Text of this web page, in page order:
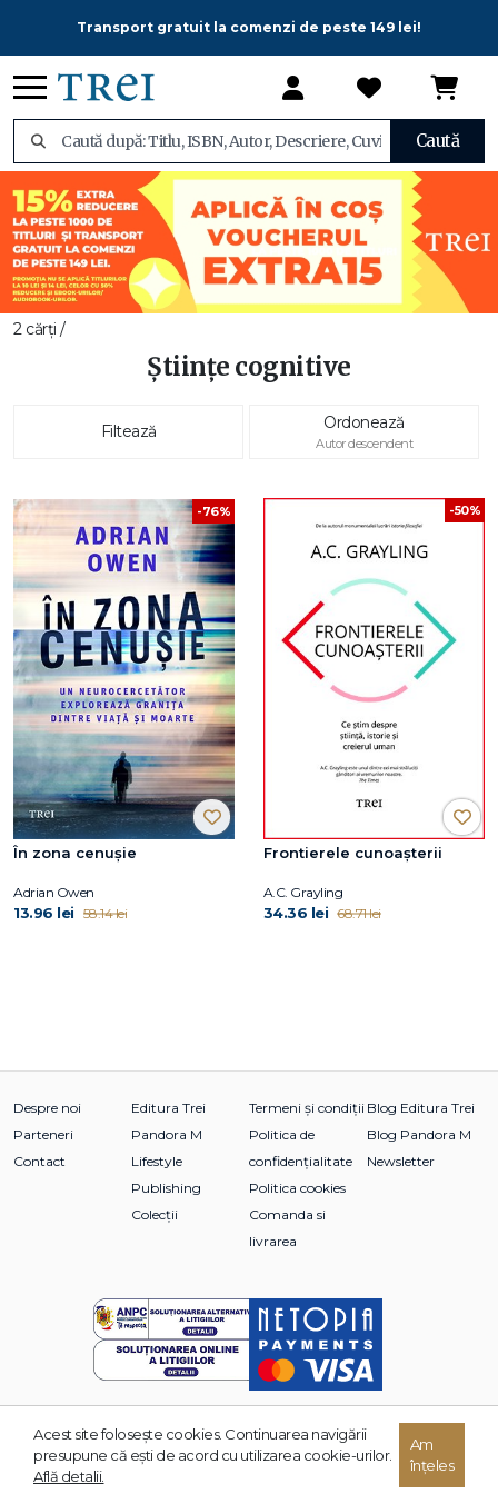
Transport gratuit la comenzi de peste 149 lei!
Caută
2 cărți /
Științe cognitive
Filtează Ordonează
Autor descendent
-76%
În zona cenușie
Adrian Owen
13.96 lei 58.14 lei
-50%
Frontierele cunoașterii
A.C. Grayling
34.36 lei 68.71 lei
Despre noi
Parteneri
Contact
Editura Trei
Pandora M
Lifestyle
Publishing
Colecții
Termeni și condiții
Politica de
confidențialitate
Politica cookies
Comanda si
livrarea
Blog Editura Trei
Blog Pandora M
Newsletter
© 2026 Grupul Editorial TREI. Toate drepturile rezervate.
Acest site foloseşte cookies. Continuarea navigării
presupune că eşti de acord cu utilizarea cookie-urilor.
Află detalii.
Am
înțeles